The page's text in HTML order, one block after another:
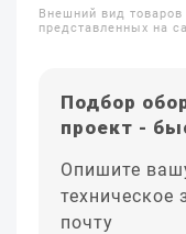
Внешний вид
представленных на
Подбор
проект -
Опишите
техническое
почту